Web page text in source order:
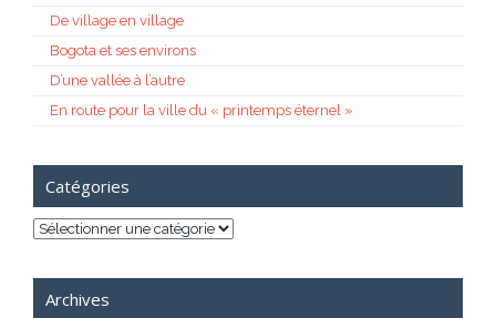
De village en village
Bogota et ses environs
D’une vallée à l’autre
En route pour la ville du « printemps éternel »
Catégories
Catégories
Archives